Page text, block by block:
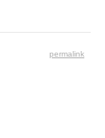
permalink